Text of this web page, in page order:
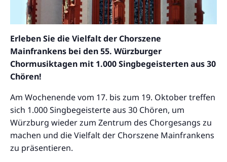
Erleben Sie die Vielfalt der Chorszene
Mainfrankens bei den 55. Würzburger
Chormusiktagen mit 1.000 Singbegeisterten aus 30
Chören!
Am Wochenende vom 17. bis zum 19. Oktober treffen
sich 1.000 Singbegeisterte aus 30 Chören, um
Würzburg wieder zum Zentrum des Chorgesangs zu
machen und die Vielfalt der Chorszene Mainfrankens
zu präsentieren.